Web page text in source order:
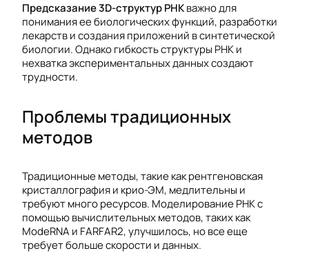
Предсказание 3D-структур РНКважно для
понимания ее биологических функций, разработки
лекарств и создания приложений в синтетической
биологии. Однако гибкость структуры РНК и
нехватка экспериментальных данных создают
трудности.
Проблемы традиционных
методов
Традиционные методы, такие как рентгеновская
кристаллография и крио-ЭМ, медлительны и
требуют много ресурсов. Моделирование РНК с
помощью вычислительных методов, таких как
ModeRNA и FARFAR2, улучшилось, но все еще
требует больше скорости и данных.